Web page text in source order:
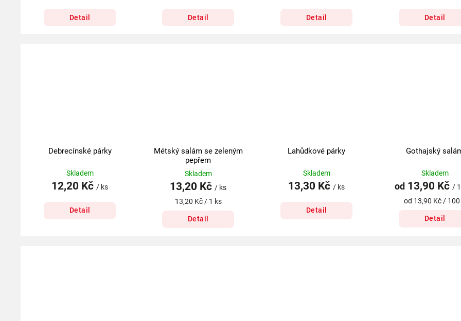
Detail Detail Detail Detail
Debrecínské párky
Skladem
12,20 Kč / ks
Detail
Métský salám se zeleným
pepřem
Skladem
13,20 Kč / ks
13,20 Kč / 1 ks
Detail
Lahůdkové párky
Skladem
13,30 Kč / ks
Detail
Gothajský
Skladem
od 13,90 Kč /
od 13,90 Kč / 100
Detail